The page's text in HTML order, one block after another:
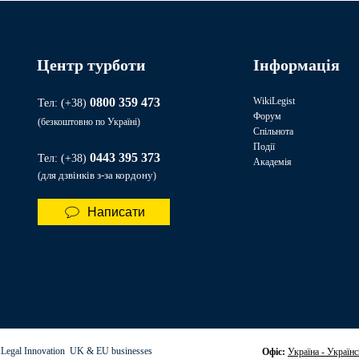
Центр турботи
Тел: (+38) 0800 359 473
(безкоштовно по Україні)
Тел:(+38)0443 395 373​​
(для дзвінків з-за кордону)
Написати
Інформація
WikiLegist
Форум
Спільнота
Події
Академія
Innovation UK & EU businesses Офіс: Україна -